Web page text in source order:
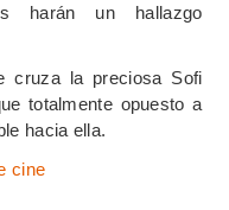
harán un hallazgo
cruza la preciosa Sofi
totalmente opuesto a
hacia ella.